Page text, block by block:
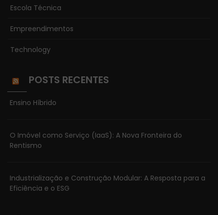
Escola Técnica
Empreendimentos
Technology
POSTS RECENTES
Ensino Híbrido
O Imóvel como Serviço (IaaS): A Nova Fronteira do
Rentismo
Industrialização e Construção Modular: A Resposta para a
Eficiência e o ESG
como o site é
Experiência